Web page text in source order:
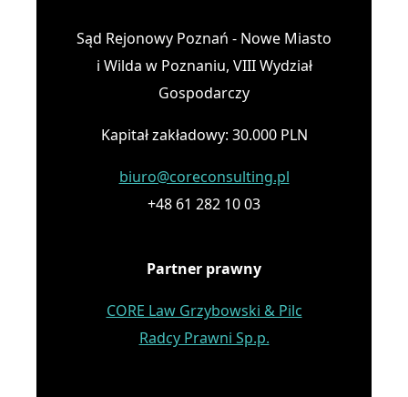
Sąd Rejonowy Poznań - Nowe Miasto
i Wilda w Poznaniu, VIII Wydział
Gospodarczy
Kapitał zakładowy: 30.000 PLN
biuro@coreconsulting.pl
+48 61 282 10 03
Partner prawny
CORE Law Grzybowski & Pilc
Radcy Prawni Sp.p.